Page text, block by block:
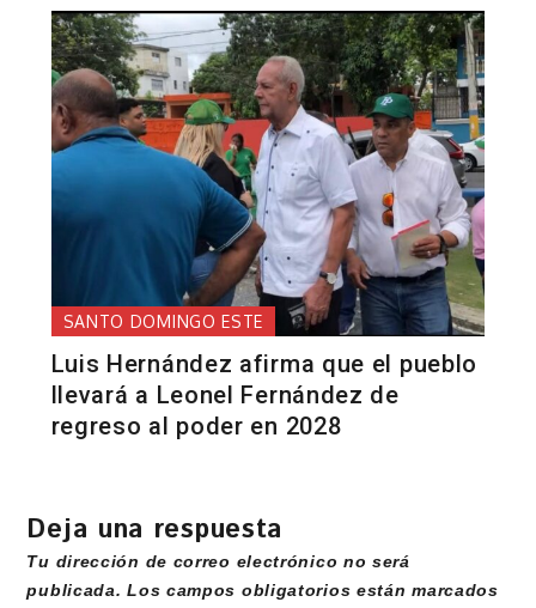
SANTO DOMINGO ESTE
Luis Hernández afirma que el pueblo
llevará a Leonel Fernández de
regreso al poder en 2028
Deja una respuesta
Tu dirección de correo electrónico no será
publicada. Los campos obligatorios están marcados